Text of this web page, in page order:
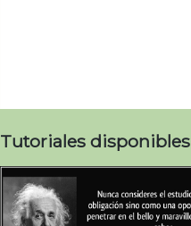
Tutoriales disponibles